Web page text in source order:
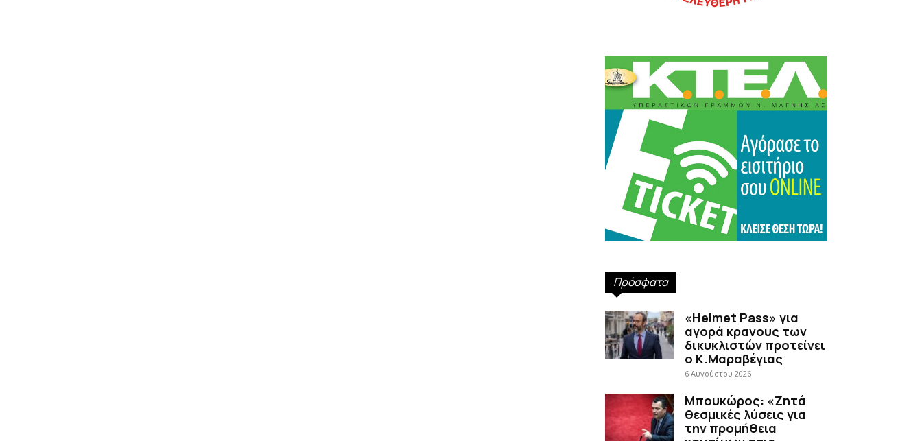
Πρόσφατα
«Helmet Pass» για
αγορά κρανους των
δικυκλιστών προτείνει
ο Κ.Μαραβέγιας
6 Αυγούστου 2026
Μπουκώρος: «Ζητά
θεσμικές λύσεις για
την προμήθεια